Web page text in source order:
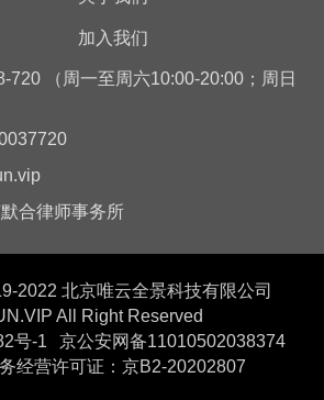
加入我们
720 （周一至周六10:00-20:00；周日
合律师事务所
2022 北京唯云全景科技有限公司
All Right Reserved
号-1
京公安网备11010502038374
经营许可证：京B2-20202807